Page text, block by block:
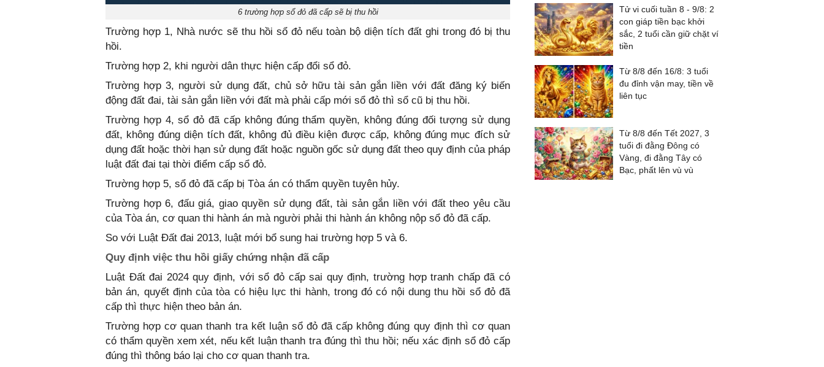
6 trường hợp sổ đỏ đã cấp sẽ bị thu hồi
Trường hợp 1, Nhà nước sẽ thu hồi sổ đỏ nếu toàn bộ diện tích đất ghi trong đó bị thu
hồi.
Trường hợp 2, khi người dân thực hiện cấp đổi sổ đỏ.
Trường hợp 3, người sử dụng đất, chủ sở hữu tài sản gắn liền với đất đăng ký biến
động đất đai, tài sản gắn liền với đất mà phải cấp mới sổ đỏ thì sổ cũ bị thu hồi.
Trường hợp 4, sổ đỏ đã cấp không đúng thẩm quyền, không đúng đối tượng sử dụng
đất, không đúng diện tích đất, không đủ điều kiện được cấp, không đúng mục đích sử
dụng đất hoặc thời hạn sử dụng đất hoặc nguồn gốc sử dụng đất theo quy định của pháp
luật đất đai tại thời điểm cấp sổ đỏ.
Trường hợp 5, sổ đỏ đã cấp bị Tòa án có thẩm quyền tuyên hủy.
Trường hợp 6, đấu giá, giao quyền sử dụng đất, tài sản gắn liền với đất theo yêu cầu
của Tòa án, cơ quan thi hành án mà người phải thi hành án không nộp sổ đỏ đã cấp.
So với Luật Đất đai 2013, luật mới bổ sung hai trường hợp 5 và 6.
Quy định việc thu hồi giấy chứng nhận đã cấp
Luật Đất đai 2024 quy định, với sổ đỏ cấp sai quy định, trường hợp tranh chấp đã có
bản án, quyết định của tòa có hiệu lực thi hành, trong đó có nội dung thu hồi sổ đỏ đã
cấp thì thực hiện theo bản án.
Trường hợp cơ quan thanh tra kết luận sổ đỏ đã cấp không đúng quy định thì cơ quan
có thẩm quyền xem xét, nếu kết luận thanh tra đúng thì thu hồi; nếu xác định sổ đỏ cấp
đúng thì thông báo lại cho cơ quan thanh tra.
Tử vi cuối tuần 8 - 9/8: 2
con giáp tiền bạc khởi
sắc, 2 tuổi cần giữ chặt ví
tiền
Từ 8/8 đến 16/8: 3 tuổi
đu đỉnh vận may, tiền về
liên tục
Từ 8/8 đến Tết 2027, 3
tuổi đi đằng Đông có
Vàng, đi đằng Tây có
Bạc, phất lên vù vù